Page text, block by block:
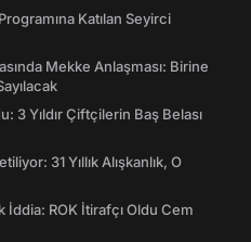
Katılan Seyirci
Mekke Anlaşması: Birine
3 Yıldır Çiftçilerin Baş Belası
31 Yıllık Alışkanlık, O
İddia: ROK İtirafçı Oldu Cem